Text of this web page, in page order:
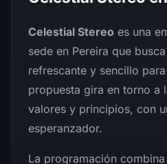
Celestial Stereo es una
sede en Pereira que
refrescante y sencillo
propuesta gira en torno a
valores y principios, con
esperanzador.
La programación